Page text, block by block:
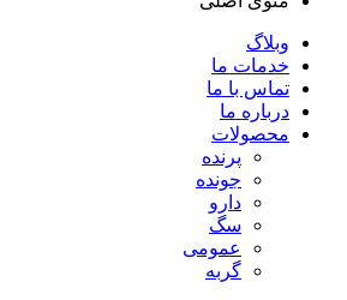
وبلاگ
خدمات ما
تماس با ما
درباره ما
محصولات
پرنده
جونده
دارو
سگ
عمومی
گربه